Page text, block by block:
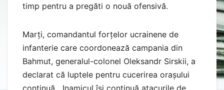
timp pentru a pregăti o nouă ofensivă.
Marți, comandantul forțelor ucrainene de
infanterie care coordonează campania din
Bahmut, generalul-colonel Oleksandr Sirskii, a
declarat că luptele pentru cucerirea orașului
continuă. „Inamicul își continuă atacurile de